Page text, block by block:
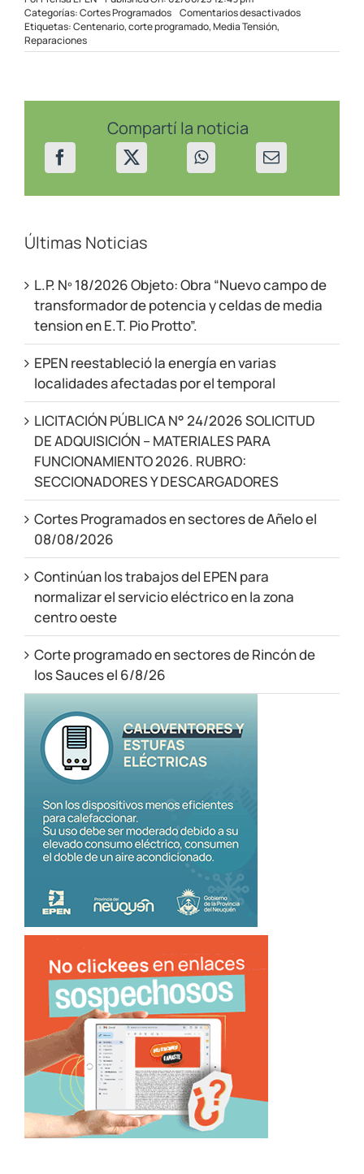
Categorías:Cortes Programados Comentarios desactivadosen
en
Etiquetas:Centenario,corte programado,Media Tensión,
Reparaciones
Compartí la noticia
Últimas Noticias
L.P. Nº 18/2026 Objeto: Obra “Nuevo campo de
transformador de potencia y celdas de media
tension en E.T. Pio Protto”.
EPEN reestableció la energía en varias
localidades afectadas por el temporal
LICITACIÓN PÚBLICA N° 24/2026 SOLICITUD
DE ADQUISICIÓN – MATERIALES PARA
FUNCIONAMIENTO 2026. RUBRO:
SECCIONADORES Y DESCARGADORES
Cortes Programados en sectores de Añelo el
08/08/2026
Continúan los trabajos del EPEN para
normalizar el servicio eléctrico en la zona
centro oeste
Corte programado en sectores de Rincón de
los Sauces el 6/8/26